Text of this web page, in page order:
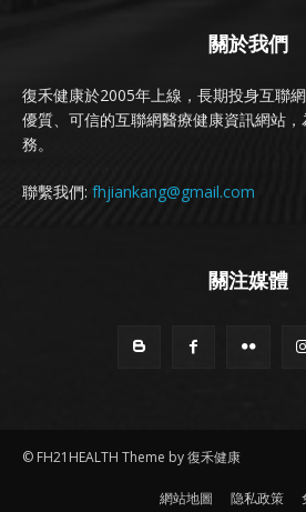
關於我們
復禾健康於2005年上線，長期投身互聯
優質、可信的互聯網醫療健康資訊網站
務。
聯繫我們: fhjiankang@gmail.com
關注媒體
© FH21HEALTH Theme by 復禾健康
網站地圖 隐私政策